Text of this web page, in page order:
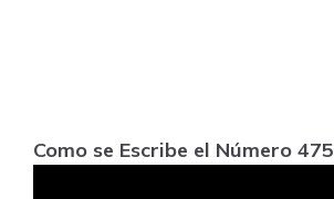
Como se Escribe el Número 475